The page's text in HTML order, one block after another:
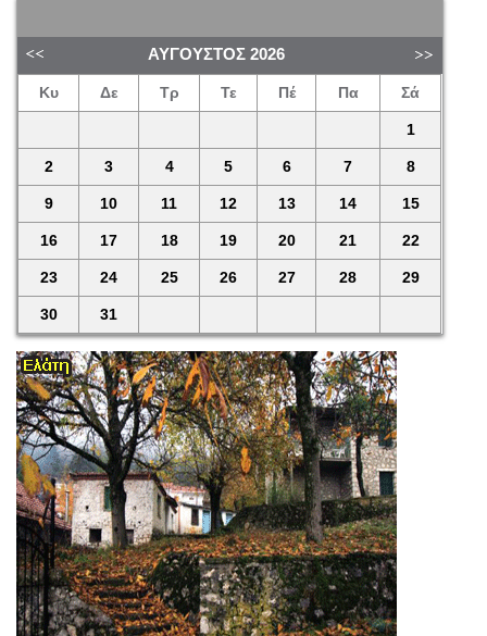
ΑΎΓΟΥΣΤΟΣ 2026
Κυ Δε Τρ Τε Πέ Πα Σά
1
2 3 4 5 6 7 8
9 10 11 12 13 14 15
16 17 18 19 20 21 22
23 24 25 26 27 28 29
30 31